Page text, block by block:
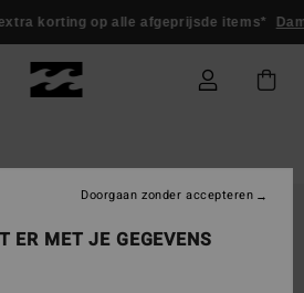
korting op alle afgeprijsde items*
ER MET JE GEGEVENS
Doorgaan zonder accepteren